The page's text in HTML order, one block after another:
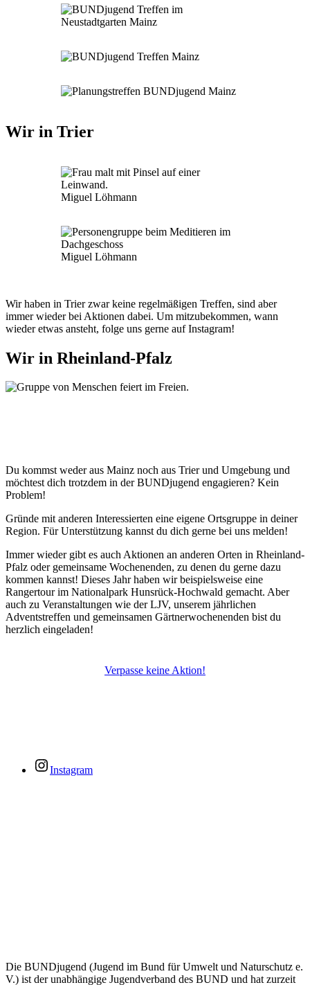
Wir in Trier
Miguel Löhmann
Miguel Löhmann
Wir haben in Trier zwar keine regelmäßigen Treffen, sind aber
immer wieder bei Aktionen dabei. Um mitzubekommen, wann
wieder etwas ansteht, folge uns gerne auf Instagram!
Wir in Rheinland-Pfalz
Du kommst weder aus Mainz noch aus Trier und Umgebung und
möchtest dich trotzdem in der BUNDjugend engagieren? Kein
Problem!
Gründe mit anderen Interessierten eine eigene Ortsgruppe in deiner
Region. Für Unterstützung kannst du dich gerne bei uns melden!
Immer wieder gibt es auch Aktionen an anderen Orten in Rheinland-
Pfalz oder gemeinsame Wochenenden, zu denen du gerne dazu
kommen kannst! Dieses Jahr haben wir beispielsweise eine
Rangertour im Nationalpark Hunsrück-Hochwald gemacht. Aber
auch zu Veranstaltungen wie der LJV, unserem jährlichen
Adventstreffen und gemeinsamen Gärtnerwochenenden bist du
herzlich eingeladen!
Verpasse keine Aktion!
Instagram
Die BUNDjugend (Jugend im Bund für Umwelt und Naturschutz e.
V.) ist der unabhängige Jugendverband des BUND und hat zurzeit